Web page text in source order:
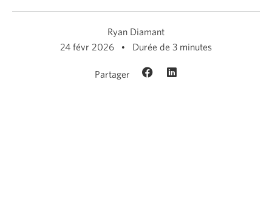
Ryan Diamant
24 févr 2026
Durée de 3 minutes
Partager